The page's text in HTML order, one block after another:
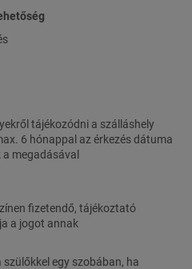
tájékozódni a szálláshely
6 hónappal az érkezés dátuma
megadásával
fizetendő, tájékoztató
a jogot annak
egy szobában, ha